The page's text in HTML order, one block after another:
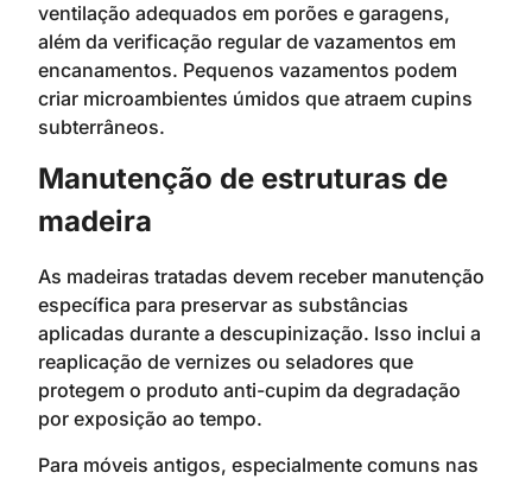
ventilação adequados em porões e garagens,
além da verificação regular de vazamentos em
encanamentos. Pequenos vazamentos podem
criar microambientes úmidos que atraem cupins
subterrâneos.
Manutenção de estruturas de
madeira
As madeiras tratadas devem receber manutenção
específica para preservar as substâncias
aplicadas durante a descupinização. Isso inclui a
reaplicação de vernizes ou seladores que
protegem o produto anti-cupim da degradação
por exposição ao tempo.
Para móveis antigos, especialmente comuns nas